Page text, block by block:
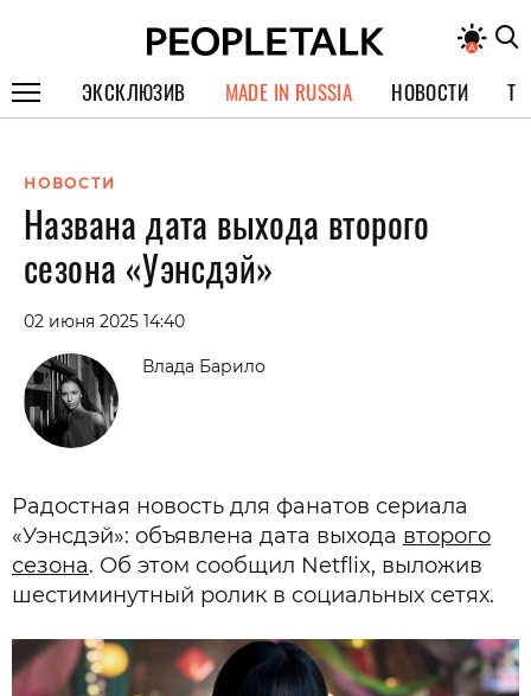
ЭКСКЛЮЗИВ
СПЕЦПРОЕКТЫ
ИНТЕРВЬЮ
ПОКОЛЕНИЕ
MADE IN RUSSIA НОВОСТИ
НОВОСТИ
Названа дата выхода второго
сезона «Уэнсдэй»
02 июня 2025 14:40
Влада Барило
Радостная новость для фанатов сериала
«Уэнсдэй»: объявлена дата выхода второго
сезона. Об этом сообщил Netflix, выложив
шестиминутный ролик в социальных сетях.